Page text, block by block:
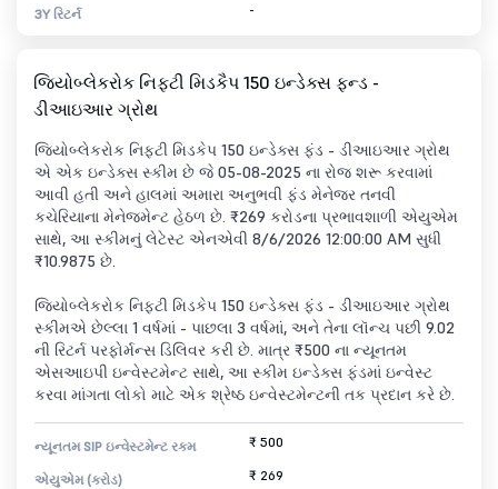
3Y રિટર્ન -
જિયોબ્લેકરોક નિફ્ટી મિડકૈપ 150 ઇન્ડેક્સ ફન્ડ -
ડીઆઇઆર ગ્રોથ
જિયોબ્લેકરોક નિફ્ટી મિડકેપ 150 ઇન્ડેક્સ ફંડ - ડીઆઇઆર ગ્રોથ
એ એક ઇન્ડેક્સ સ્કીમ છે જે 05-08-2025 ના રોજ શરૂ કરવામાં
આવી હતી અને હાલમાં અમારા અનુભવી ફંડ મેનેજર તનવી
કચેરિયાના મેનેજમેન્ટ હેઠળ છે. ₹269 કરોડના પ્રભાવશાળી એયુએમ
સાથે, આ સ્કીમનું લેટેસ્ટ એનએવી 8/6/2026 12:00:00 AM સુધી
₹10.9875 છે.
જિયોબ્લેકરોક નિફ્ટી મિડકેપ 150 ઇન્ડેક્સ ફંડ - ડીઆઇઆર ગ્રોથ
સ્કીમએ છેલ્લા 1 વર્ષમાં - પાછલા 3 વર્ષમાં, અને તેના લૉન્ચ પછી 9.02
ની રિટર્ન પરફોર્મન્સ ડિલિવર કરી છે. માત્ર ₹500 ના ન્યૂનતમ
એસઆઇપી ઇન્વેસ્ટમેન્ટ સાથે, આ સ્કીમ ઇન્ડેક્સ ફંડમાં ઇન્વેસ્ટ
કરવા માંગતા લોકો માટે એક શ્રેષ્ઠ ઇન્વેસ્ટમેન્ટની તક પ્રદાન કરે છે.
ન્યૂનતમ SIP ઇન્વેસ્ટમેન્ટ રકમ ₹ 500
એયુએમ (કરોડ) ₹ 269